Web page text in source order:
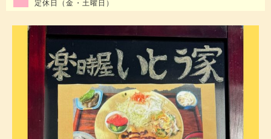
定休日（金・土曜日）